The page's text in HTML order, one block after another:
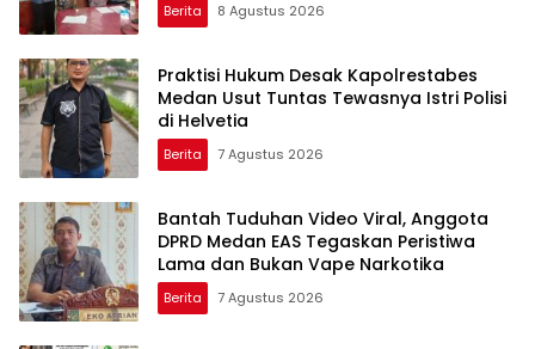
Berita 8 Agustus 2026
Praktisi Hukum Desak Kapolrestabes
Medan Usut Tuntas Tewasnya Istri Polisi
di Helvetia
Berita 7 Agustus 2026
Bantah Tuduhan Video Viral, Anggota
DPRD Medan EAS Tegaskan Peristiwa
Lama dan Bukan Vape Narkotika
Berita 7 Agustus 2026